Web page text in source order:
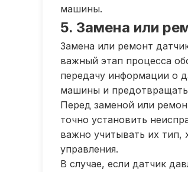
машины.
5. Замена или
Замена или ремонт
важный этап процесса
передачу информации о
машины и
Перед заменой или
точно установить
важно учитывать их тип,
управления.
В случае, если датчик